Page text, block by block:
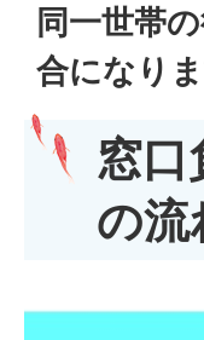
同一世帯
合になりま
窓口
の流